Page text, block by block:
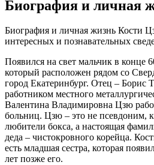
Биография и личная
Биография и личная жизнь Кости
интересных и познавательных
Появился на свет мальчик в конце
который расположен рядом со
город Екатеринбург. Отец –
работником местного
Валентина Владимировна Цзю
больниц. Цзю – это не псевдоним,
любители бокса, а настоящая
деда – чистокровного корейца.
есть младшая сестра, которая
лет позже его.